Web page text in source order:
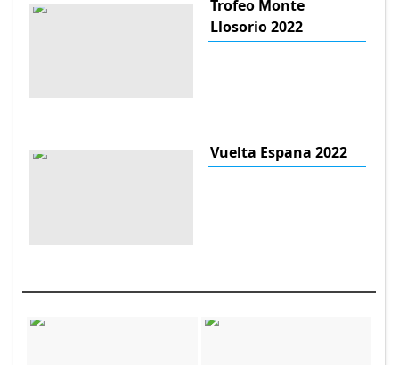
Trofeo Monte
Llosorio 2022
Vuelta Espana 2022